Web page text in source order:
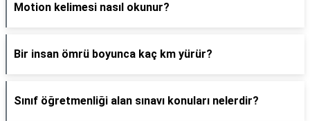
Motion kelimesi nasıl okunur?
Bir insan ömrü boyunca kaç km yürür?
Sınıf öğretmenliği alan sınavı konuları nelerdir?